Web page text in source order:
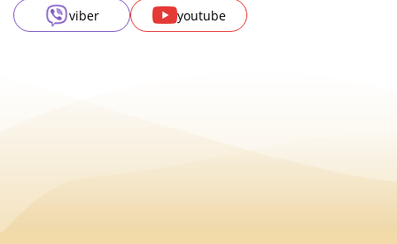
viber
youtube